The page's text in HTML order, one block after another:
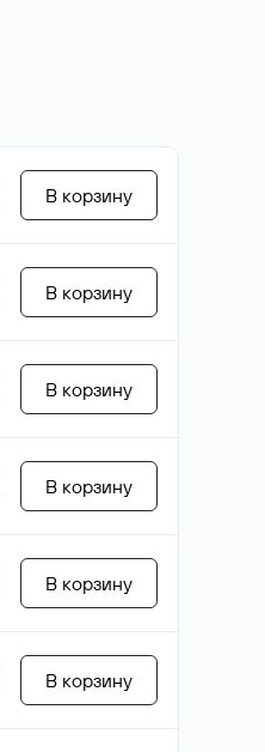
В корзину
В корзину
В корзину
В корзину
В корзину
В корзину